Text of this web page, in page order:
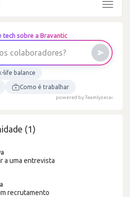
Toggle
tech sobre a Bravantic
os co aboradores?
life balance
Como é trabalhar
powered by Teamlyzer.ai
(1)
a uma entrevista
recrutamento